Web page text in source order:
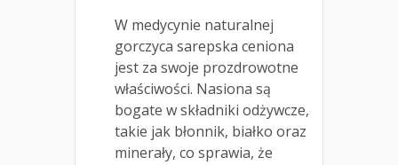
W medycynie naturalnej
gorczyca sarepska ceniona
jest za swoje prozdrowotne
właściwości. Nasiona są
bogate w składniki odżywcze,
takie jak błonnik, białko oraz
minerały, co sprawia, że